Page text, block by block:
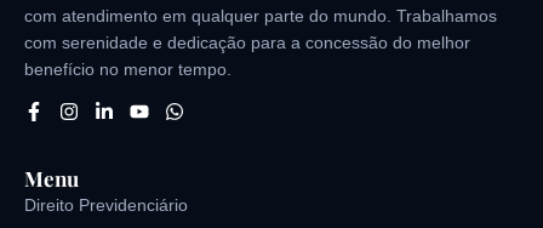
com atendimento em qualquer parte do mundo. Trabalhamos
com serenidade e dedicação para a concessão do melhor
benefício no menor tempo.
Menu
Direito Previdenciário